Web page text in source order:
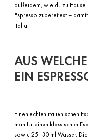
außerdem, wie du zu
Espresso zubereitest –
Italia.
AUS
EIN
Einen echten italienischen
man für einen klassischen
sowie 25–30 ml Wasser.